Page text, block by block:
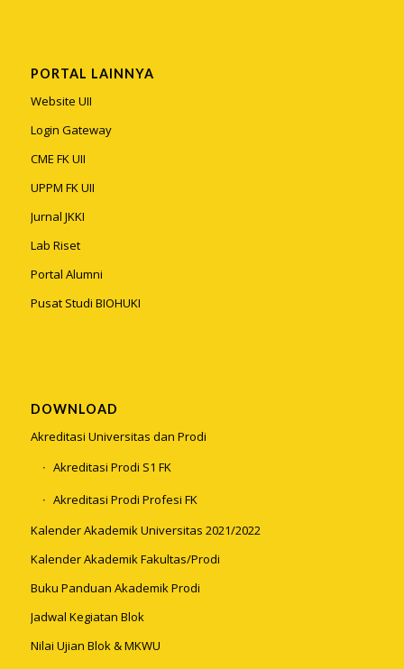
PORTAL LAINNYA
Website UII
Login Gateway
CME FK UII
UPPM FK UII
Jurnal JKKI
Lab Riset
Portal Alumni
Pusat Studi BIOHUKI
DOWNLOAD
Akreditasi Universitas dan Prodi
Akreditasi Prodi S1 FK
Akreditasi Prodi Profesi FK
Kalender Akademik Universitas 2021/2022
Kalender Akademik Fakultas/Prodi
Buku Panduan Akademik Prodi
Jadwal Kegiatan Blok
Nilai Ujian Blok & MKWU